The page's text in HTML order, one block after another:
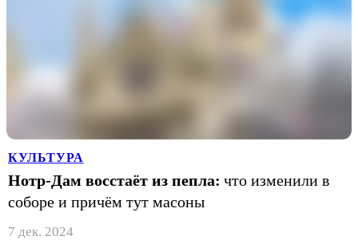
КУЛЬТУРА
Нотр-Дам восстаёт из пепла: что изменили в
соборе и причём тут масоны
7 дек. 2024